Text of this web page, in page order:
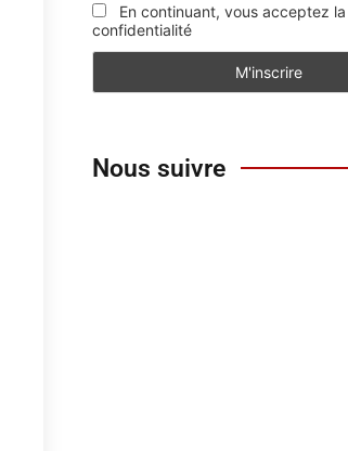
En continuant, vous acceptez
confidentialité
Nous suivre